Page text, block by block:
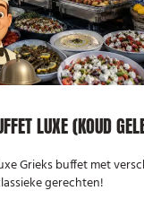
LUXE (KOUD
Grieks buffet met
gerechten!